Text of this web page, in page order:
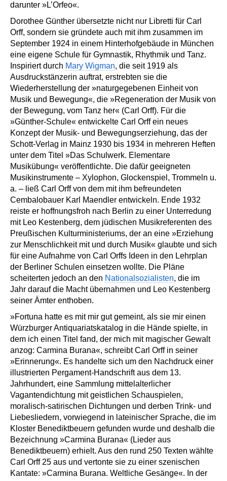
darunter »L’Orfeo«.
Dorothee Günther übersetzte nicht nur Libretti für Carl
Orff, sondern sie gründete auch mit ihm zusammen im
September 1924 in einem Hinterhofgebäude in München
eine eigene Schule für Gymnastik, Rhythmik und Tanz.
Inspiriert durch Mary Wigman, die seit 1919 als
Ausdruckstänzerin auftrat, erstrebten sie die
Wiederherstellung der »naturgegebenen Einheit von
Musik und Bewegung«, die »Regeneration der Musik von
der Bewegung, vom Tanz her« (Carl Orff). Für die
»Günther-Schule« entwickelte Carl Orff ein neues
Konzept der Musik- und Bewegungserziehung, das der
Schott-Verlag in Mainz 1930 bis 1934 in mehreren Heften
unter dem Titel »Das Schulwerk. Elementare
Musikübung« veröffentlichte. Die dafür geeigneten
Musikinstrumente – Xylophon, Glockenspiel, Trommeln u.
a. – ließ Carl Orff von dem mit ihm befreundeten
Cembalobauer Karl Maendler entwickeln. Ende 1932
reiste er hoffnungsfroh nach Berlin zu einer Unterredung
mit Leo Kestenberg, dem jüdischen Musikreferenten des
Preußischen Kulturministeriums, der an eine »Erziehung
zur Menschlichkeit mit und durch Musik« glaubte und sich
für eine Aufnahme von Carl Orffs Ideen in den Lehrplan
der Berliner Schulen einsetzen wollte. Die Pläne
scheiterten jedoch an den Nationalsozialisten, die im
Jahr darauf die Macht übernahmen und Leo Kestenberg
seiner Ämter enthoben.
»Fortuna hatte es mit mir gut gemeint, als sie mir einen
Würzburger Antiquariatskatalog in die Hände spielte, in
dem ich einen Titel fand, der mich mit magischer Gewalt
anzog: Carmina Burana«, schreibt Carl Orff in seiner
»Erinnerung«. Es handelte sich um den Nachdruck einer
illustrierten Pergament-Handschrift aus dem 13.
Jahrhundert, eine Sammlung mittelalterlicher
Vagantendichtung mit geistlichen Schauspielen,
moralisch-satirischen Dichtungen und derben Trink- und
Liebesliedern, vorwiegend in lateinischer Sprache, die im
Kloster Benediktbeuern gefunden wurde und deshalb die
Bezeichnung »Carmina Burana« (Lieder aus
Benediktbeuern) erhielt. Aus den rund 250 Texten wählte
Carl Orff 25 aus und vertonte sie zu einer szenischen
Kantate: »Carmina Burana. Weltliche Gesänge«. In der